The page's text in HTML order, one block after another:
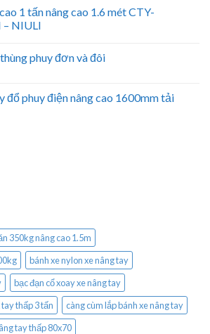
1 tấn nâng cao 1.6 mét CTY-
– NIULI
phuy đơn và đôi
đổ phuy điện nâng cao 1600mm tải
350kg nâng cao 1.5m
bánh xe nylon xe nâng tay
bạc đạn cổ xoay xe nâng tay
thấp 3 tấn
càng cùm lắp bánh xe nâng tay
tay thấp 80x70